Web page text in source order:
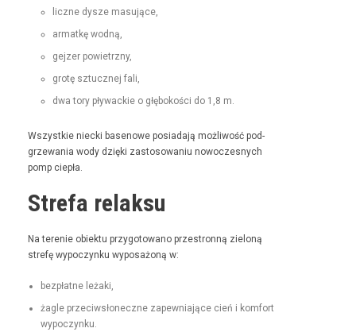
liczne dysze masujące,
armatkę wod­ną,
gejz­er powietrzny,
grotę sztucznej fali,
dwa tory pływack­ie o głębokoś­ci do 1,8 m.
Wszys­tkie niec­ki basenowe posi­ada­ją możli­wość pod­
grze­wa­nia wody dzię­ki zas­tosowa­niu nowoczes­nych
pomp ciepła.
Strefa relaksu
Na tere­nie obiek­tu przy­go­towano prze­stron­ną zieloną
stre­fę wypoczynku wyposażoną w:
bezpłatne leża­ki,
żagle prze­ci­wsłoneczne zapew­ni­a­jące cień i kom­fort
wypoczynku.